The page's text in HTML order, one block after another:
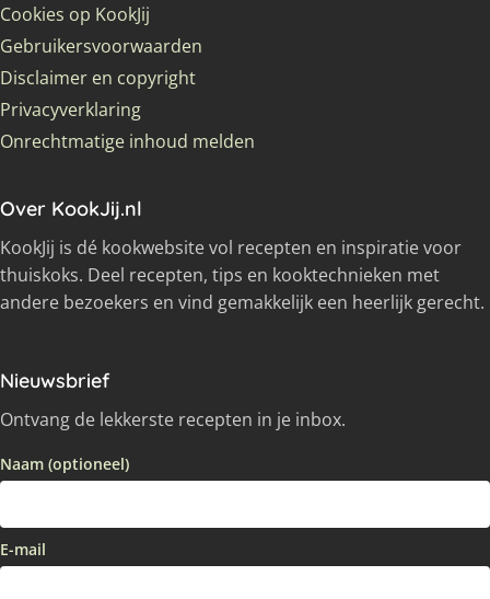
Cookies op KookJij
Gebruikersvoorwaarden
Disclaimer en copyright
Privacyverklaring
Onrechtmatige inhoud melden
Over KookJij.nl
KookJij is dé kookwebsite vol recepten en inspiratie voor
thuiskoks. Deel recepten, tips en kooktechnieken met
andere bezoekers en vind gemakkelijk een heerlijk gerecht.
Nieuwsbrief
Ontvang de lekkerste recepten in je inbox.
Naam (optioneel)
E-mail